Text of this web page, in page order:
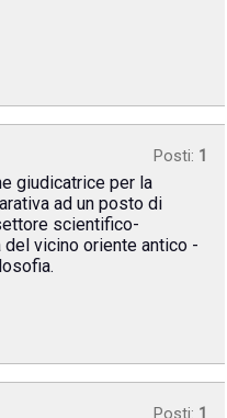
Posti: 1
giudicatrice per la
ad un posto di
scientifico-
vicino oriente antico -
Posti: 1